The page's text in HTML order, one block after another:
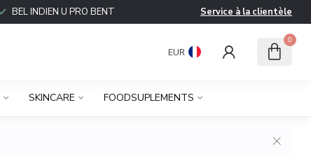
BEL INDIEN U PRO BENT Service à la clientèle
EUR
0
SKINCARE FOODSUPLEMENTS